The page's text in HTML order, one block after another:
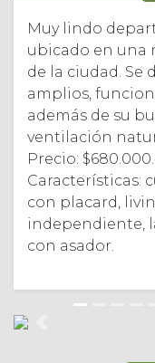
Muy lindo
ubicado en una
de la ciudad. Se
amplios,
además de su
ventilación
Precio:
Características:
con placard,
independiente,
con asador.